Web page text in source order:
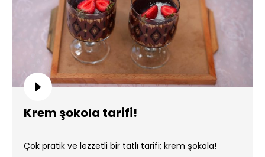
Krem şokola tarifi!
Çok pratik ve lezzetli bir tatlı tarifi; krem şokola!